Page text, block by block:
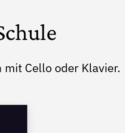
Cello oder Klavier.